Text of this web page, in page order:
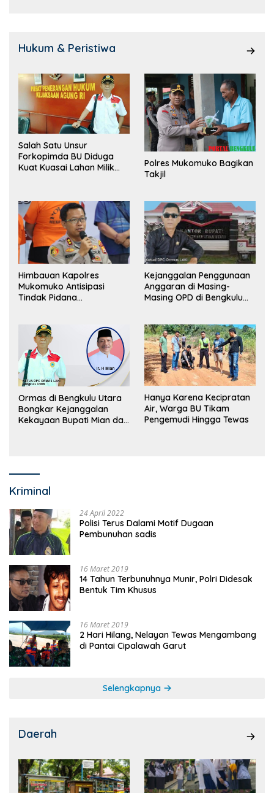
Hukum & Peristiwa
Salah Satu Unsur
Forkopimda BU Diduga
Kuat Kuasai Lahan Milik
Polres Mukomuko Bagikan
Takjil
Himbauan Kapolres
Mukomuko Antisipasi
Tindak Pidana
Kejanggalan Penggunaan
Anggaran di Masing-
Masing OPD di Bengkulu
Ormas di Bengkulu Utara
Bongkar Kejanggalan
Kekayaan Bupati Mian dan
Hanya Karena Kecipratan
Air, Warga BU Tikam
Pengemudi Hingga Tewas
Kriminal
24 April 2022
Polisi Terus Dalami Motif Dugaan
Pembunuhan sadis
16 Maret 2019
14 Tahun Terbunuhnya Munir, Polri Didesak
Bentuk Tim Khusus
16 Maret 2019
2 Hari Hilang, Nelayan Tewas Mengambang
di Pantai Cipalawah Garut
Selengkapnya
Daerah